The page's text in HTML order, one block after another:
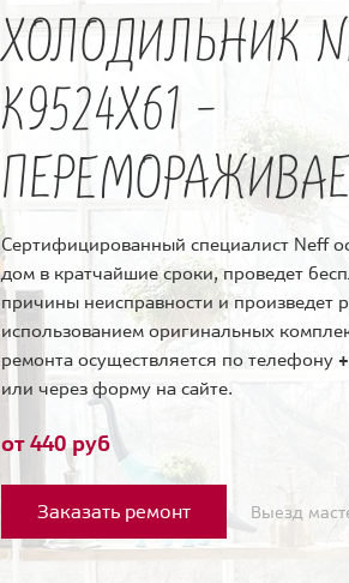
ХОЛОДИЛЬНИК
K9524X61 -
Сертифицированный специалист Neff
дом в кратчайшие сроки, проведет
причины неисправности и произведет
использованием оригинальных
ремонта осуществляется по телефону
или через форму на сайте.
от 440 руб
Заказать ремонт Выезд